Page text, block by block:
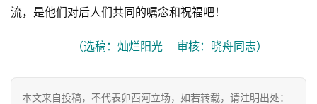
文
流，是他们对后人们共同的嘱念和祝福吧！
（选稿：灿烂阳光    审核：晓舟同志）
本文来自投稿，不代表卯酉河立场，如若转载，请注明出处：